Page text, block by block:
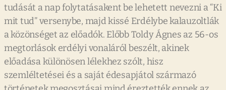
tudását a nap folytatásakent be lehetett nevezni a “Ki
mit tud” versenybe, majd kissé Erdélybe kalauzoltlák
a közönséget az előadók. Előbb Toldy Ágnes az 56-os
megtorlások erdélyi vonaláról beszélt, akinek
előadása különösen lélekhez szólt, hisz
szemléltetései és a saját édesapjátol származó